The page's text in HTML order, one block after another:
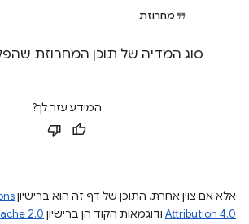
מחרוזת
סוג המדיה של תוכן המחרוזת
המידע עזר לך?
אלא אם צוין אחרת, התוכן של דף זה הוא ברישיון
Attribution 4.0 ודוגמאות הקוד הן ברישיון 2.0